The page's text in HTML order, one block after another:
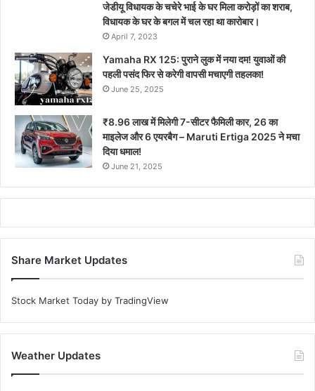
जेडीयू विधायक के चचेरे भाई के घर मिला करोड़ों का शराब,
विधायक के घर के बगल में चल रहा था कारोबार।
April 7, 2023
Yamaha RX 125: पुराने लुक में नया दम! युवाओं की
पहली पसंद फिर से करेगी वापसी मचाएगी तहलका!
June 25, 2025
₹8.96 लाख में मिलेगी 7-सीटर फैमिली कार, 26 का
माइलेज और 6 एयरबैग – Maruti Ertiga 2025 ने मचा
दिया धमाल!
June 21, 2025
Share Market Updates
Stock Market Today by TradingView
Weather Updates